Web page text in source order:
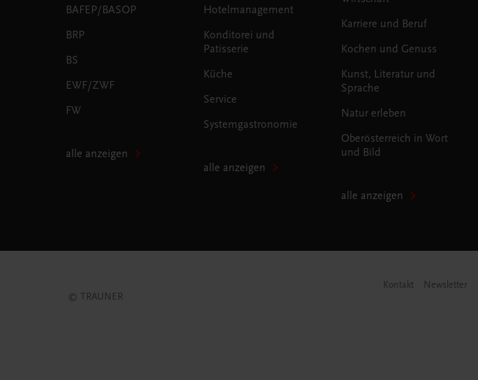
BAFEP/BASOP
BRP
BS
EWF/ZWF
FW
alle anzeigen
Hotelmanagement
Konditorei und
Patisserie
Küche
Service
Systemgastronomie
alle anzeigen
Karriere und Beruf
Kochen und Genuss
Kunst, Literatur und
Sprache
Natur erleben
Oberösterreich in Wort
und Bild
alle anzeigen
© TRAUNER
Kontakt Newsletter